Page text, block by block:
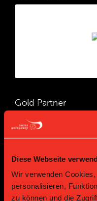
Diese Webseite
Wir verwenden
personalisieren,
zu können und die
Gold Partner